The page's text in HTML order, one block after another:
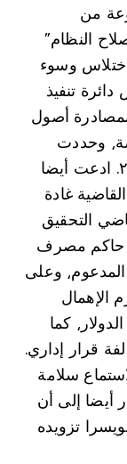
مجموعة من
النظام”
وسوء
تنفيذ
أصول
وحددت
جلسة لاستماعه في تشرين الأول ۲۰۲۱. ادعت أيضا
غادة
۲۰۲۱ أمام قاضي التحقيق
حاكم مصرف
المدعوم⸲ وعلى
الإهمال
كما
قرار إداري.
سلامة
أيضا إلى أن
تزويده